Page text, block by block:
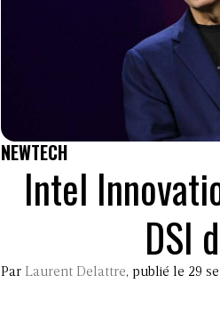
NEWTECH
Intel
DSI
Par Laurent Delattre, publié le 29